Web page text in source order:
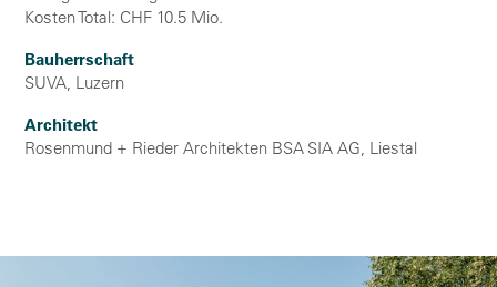
Kosten Total: CHF 10.5 Mio.
Bauherrschaft
SUVA, Luzern
Architekt
Rosenmund + Rieder Architekten BSA SIA AG, Liestal